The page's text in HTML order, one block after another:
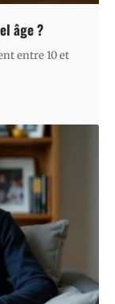
âge ?
entre 10 et